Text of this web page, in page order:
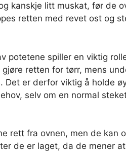
kanskje litt muskat, før de
retten med revet ost og
potetene spiller en viktig
retten for tørr, mens
Det er derfor viktig å holde
selv om en normal
rett fra ovnen, men de kan
de er laget, da de mener